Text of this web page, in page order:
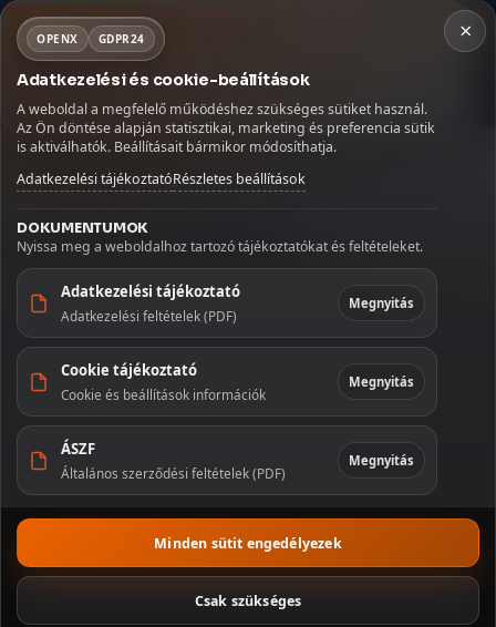
NORSA CO BT
MENÜ
🏠 Kezdőlap
🚚 Szállítás
👤 Fiókom
Kapcsolat
KATEGÓRIÁK
Kávé
Kezdőoldal/Üdítők és italok/Gyümölcsitalok/
AVE Aloe Vera ital Alma 300 ml
Kosár ×
Betöltés...
Fontos szállítási információ
Szabadság miatt az augusztus 9–16. között leadott
rendeléseket augusztus 17-én, hétfőn adjuk fel.
Köszönjük megértését!
×
OPENX GDPR24
Adatkezelési és cookie-beállítások
A weboldal a megfelelő működéshez szükséges sütiket használ.
Az Ön döntése alapján statisztikai, marketing és preferencia sütik
is aktiválhatók. Beállításait bármikor módosíthatja.
Adatkezelési tájékoztatóRészletes beállítások
DOKUMENTUMOK
Nyissa meg a weboldalhoz tartozó tájékoztatókat és feltételeket.
Adatkezelési tájékoztató
Adatkezelési feltételek (PDF)
Megnyitás
Cookie tájékoztató
Cookie és beállítások információk
Megnyitás
ÁSZF
Általános szerződési feltételek (PDF)
Megnyitás
Minden sütit engedélyezek
Csak szükséges